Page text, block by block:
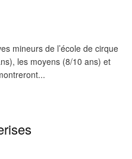
mineurs de l’école de cirque
les moyens (8/10 ans) et